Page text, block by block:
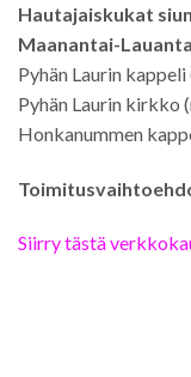
Hautajaiskukat
Maanantai-
Pyhän Laurin
Pyhän Laurin kirkko
Honkanummen
Siirry tästä